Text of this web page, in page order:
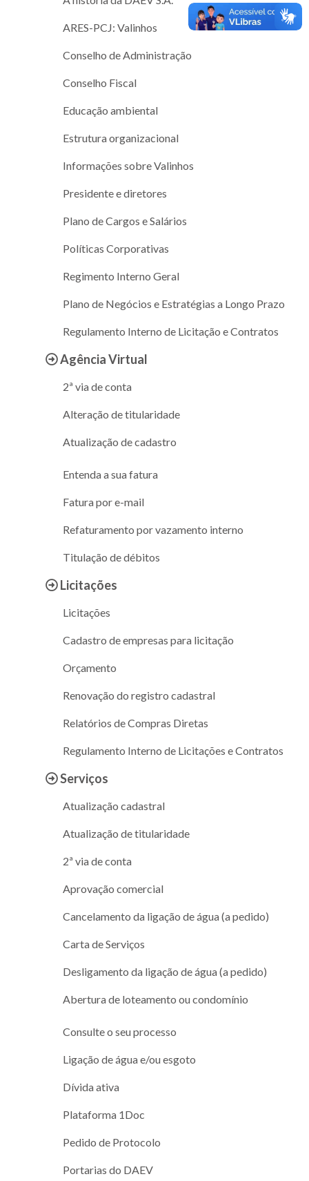
ARES-PCJ: Valinhos
Conselho de Administração
Conselho Fiscal
Educação ambiental
Estrutura organizacional
Informações sobre Valinhos
Presidente e diretores
Plano de Cargos e Salários
Políticas Corporativas
Regimento Interno Geral
Plano de Negócios e Estratégias a Longo Prazo
Regulamento Interno de Licitação e Contratos
Agência Virtual
2ª via de conta
Alteração de titularidade
Atualização de cadastro
Entenda a sua fatura
Fatura por e-mail
Refaturamento por vazamento interno
Titulação de débitos
Licitações
Licitações
Cadastro de empresas para licitação
Orçamento
Renovação do registro cadastral
Relatórios de Compras Diretas
Regulamento Interno de Licitações e Contratos
Serviços
Atualização cadastral
Atualização de titularidade
2ª via de conta
Aprovação comercial
Cancelamento da ligação de água (a pedido)
Carta de Serviços
Desligamento da ligação de água (a pedido)
Abertura de loteamento ou condomínio
Consulte o seu processo
Ligação de água e/ou esgoto
Dívida ativa
Plataforma 1Doc
Pedido de Protocolo
Portarias do DAEV